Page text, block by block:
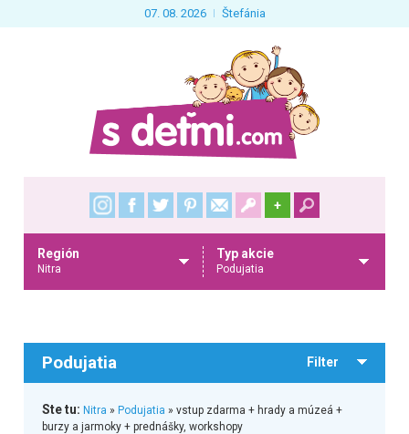
07. 08. 2026 Štefánia
+
Región
Nitra
Typ akcie
Podujatia
Podujatia Filter
Ste tu: Nitra » Podujatia » vstup zdarma + hrady a múzeá +
burzy a jarmoky + prednášky, workshopy